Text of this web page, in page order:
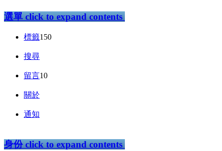
選單click to expand contents
標籤150
搜尋
留言10
關於
通知
身份click to expand contents